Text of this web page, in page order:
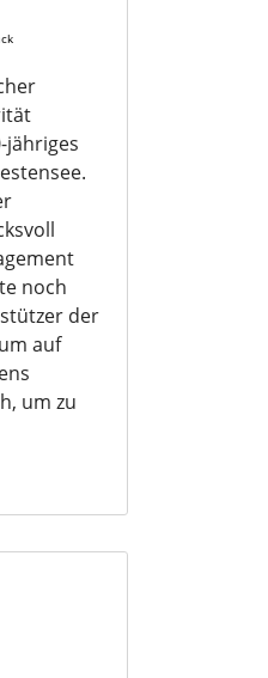
jähriges
noch
der
auf
um zu